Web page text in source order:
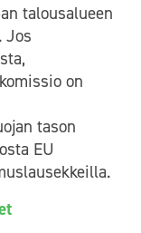
talousalueen
Jos
on
tason
EU